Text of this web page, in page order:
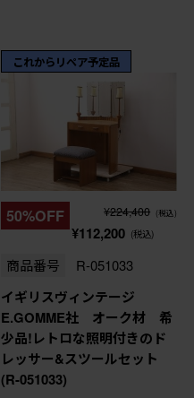
これからリペア予定品
50%OFF ¥224,400 (税込)
¥112,200 (税込)
商品番号 R-051033
イギリスヴィンテージ
E.GOMME社 オーク材 希
少品!レトロな照明付きのド
レッサー&スツールセット
(R-051033)